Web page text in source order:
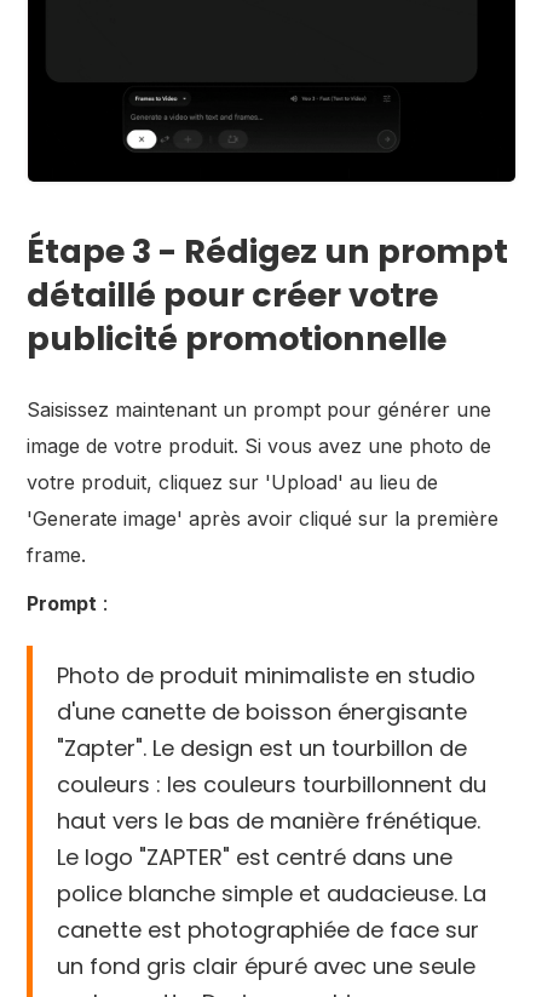
Étape 3 - Rédigez un prompt
détaillé pour créer votre
publicité promotionnelle
Saisissez maintenant un prompt pour générer une
image de votre produit. Si vous avez une photo de
votre produit, cliquez sur 'Upload' au lieu de
'Generate image' après avoir cliqué sur la première
frame.
Prompt :
Photo de produit minimaliste en studio
d'une canette de boisson énergisante
"Zapter". Le design est un tourbillon de
couleurs : les couleurs tourbillonnent du
haut vers le bas de manière frénétique.
Le logo "ZAPTER" est centré dans une
police blanche simple et audacieuse. La
canette est photographiée de face sur
un fond gris clair épuré avec une seule